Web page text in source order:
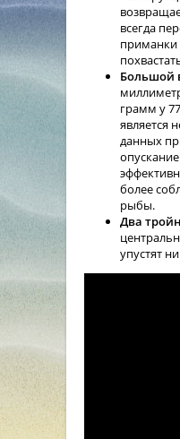
всегда
приманки
Большой
грамм у
является
данных
более
рыбы.
Два
упустят